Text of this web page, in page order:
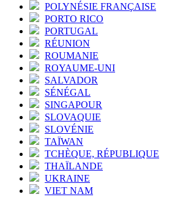
POLYNÉSIE FRANÇAISE
PORTO RICO
PORTUGAL
RÉUNION
ROUMANIE
ROYAUME-UNI
SALVADOR
SÉNÉGAL
SINGAPOUR
SLOVAQUIE
SLOVÉNIE
TAÏWAN
TCHÈQUE, RÉPUBLIQUE
THAÏLANDE
UKRAINE
VIET NAM